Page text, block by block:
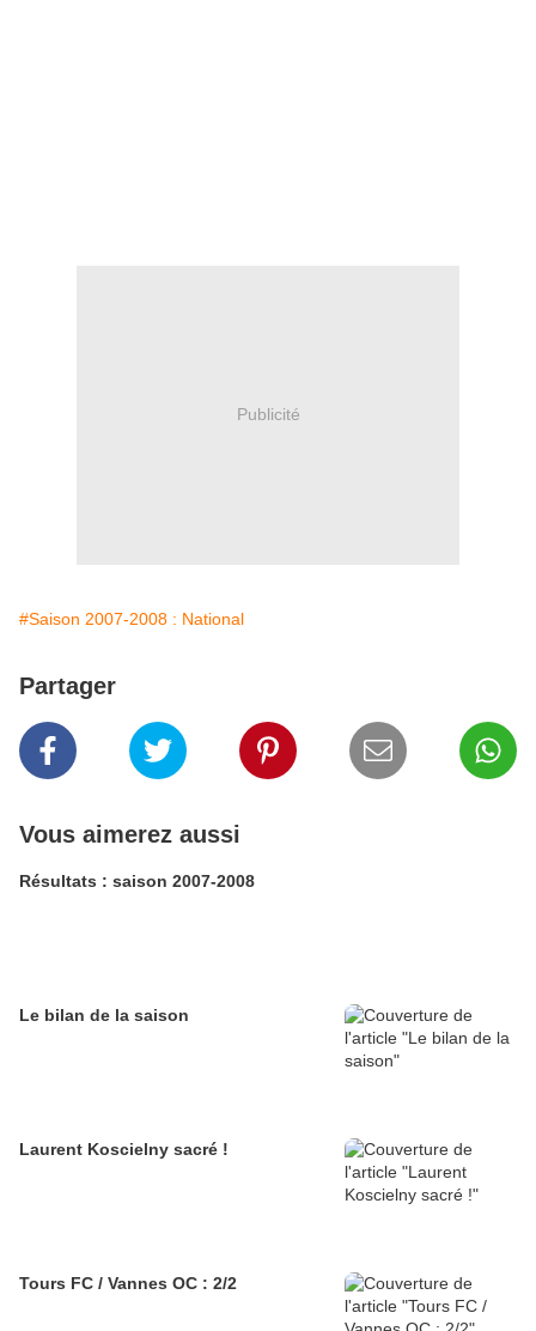
Publicité
#Saison 2007-2008 : National
Partager
Vous aimerez aussi
Résultats : saison 2007-2008
Le bilan de la saison
Laurent Koscielny sacré !
Tours FC / Vannes OC : 2/2